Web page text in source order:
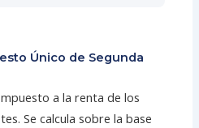
Único de Segunda
a la renta de los
Se calcula sobre la base